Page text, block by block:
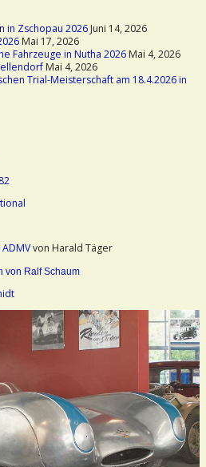
in Zschopau 2026Juni 14, 2026
Mai 17, 2026
Fahrzeuge in Nutha 2026Mai 4, 2026
Mai 4, 2026
Trial-Meisterschaft am 18.4.2026 in
von Harald Täger
von Ralf Schaum